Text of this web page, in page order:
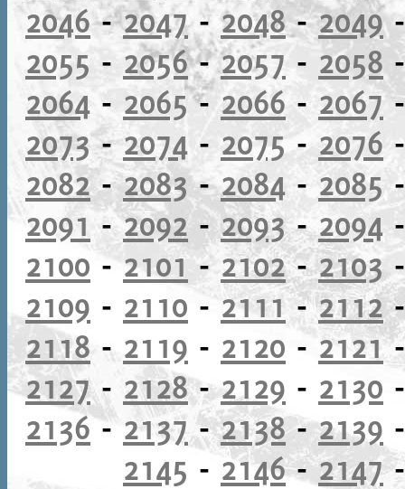
2046-2047- 2048-2049
2055 - 2056-2057 - 2058
2064 - 2065-2066-2067
2073-2074 - 2075-2076
2082-2083-2084-2085
2091 -2092-2093-2094
2100 -2101-2102-2103
2109 - 2110 -2111-2112
2118- 2119 - 2120 - 2121
2127- 2128-2129 - 2130
2136- 2137-2138-2139
2145 - 2146-2147